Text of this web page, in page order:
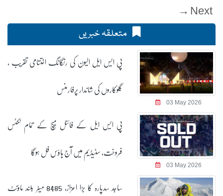
Next →
متعلقہ خبریں
03 May 2026
پی ایس ایل الیون کی رنگانگ اختتامی تقریب ،
گلوکاروں کی شاندار پرفارمنس
03 May 2026
پی ایس ایل کے فائنل میچ کے تمام ٹکٹس
فروخت، سٹیڈیم میں آج ہاؤس فل ہوگا
ساجد سدپارہ کا بڑا اعزاز، 8485 میٹر بلند ماؤنٹ